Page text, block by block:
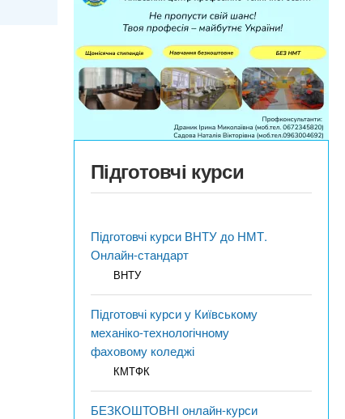
Підготовчі курси
Підготовчі курси ВНТУ до НМТ.
Онлайн-стандарт
ВНТУ
Підготовчі курси у Київському
механіко-технологічному
фаховому коледжі
КМТФК
БЕЗКОШТОВНІ онлайн-курси